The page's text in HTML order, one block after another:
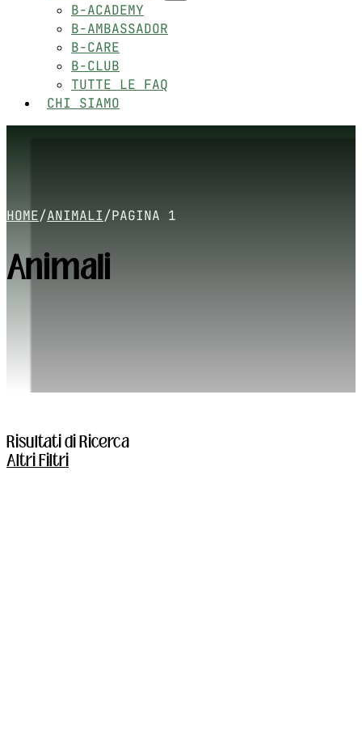
B-ACADEMY
B-AMBASSADOR
B-CARE
B-CLUB
TUTTE LE FAQ
CHI SIAMO
HOME/ANIMALI/PAGINA 1
Animali
Risultati di Ricerca
Altri Filtri